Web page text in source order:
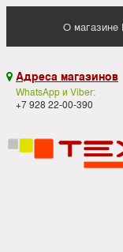
О магазине
 Адреса магазинов
WhatsApp и Viber:
+7 928 22-00-390